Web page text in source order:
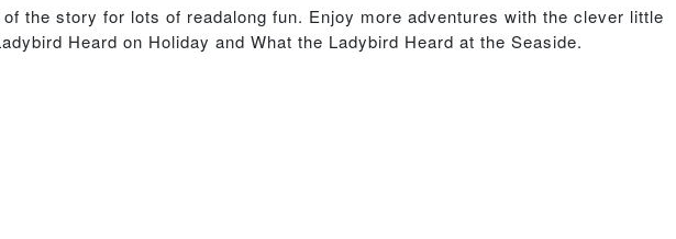
the story for lots of readalong fun. Enjoy more adventures with the clever little
Heard on Holiday and What the Ladybird Heard at the Seaside.